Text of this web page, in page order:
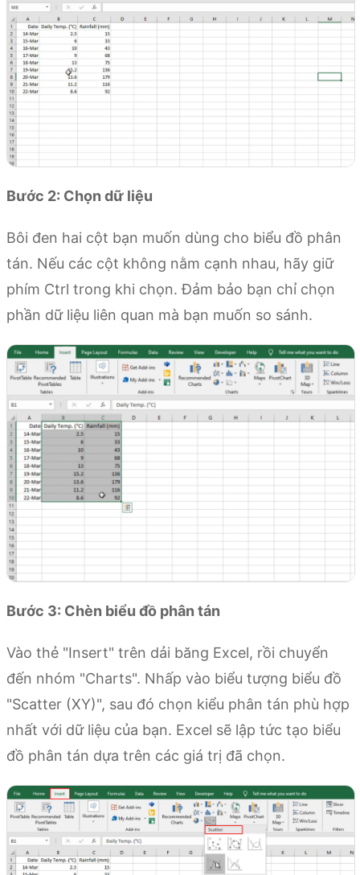
Bước 2: Chọn dữ liệu
Bôi đen hai cột bạn muốn dùng cho biểu đồ phân
tán. Nếu các cột không nằm cạnh nhau, hãy giữ
phím Ctrl trong khi chọn. Đảm bảo bạn chỉ chọn
phần dữ liệu liên quan mà bạn muốn so sánh.
Bước 3: Chèn biểu đồ phân tán
Vào thẻ "Insert" trên dải băng Excel, rồi chuyển
đến nhóm "Charts". Nhấp vào biểu tượng biểu đồ
"Scatter (XY)", sau đó chọn kiểu phân tán phù hợp
nhất với dữ liệu của bạn. Excel sẽ lập tức tạo biểu
đồ phân tán dựa trên các giá trị đã chọn.